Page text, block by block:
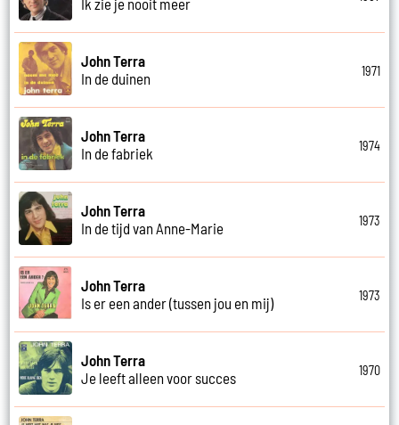
Ik zie je nooit meer
John Terra
In de duinen
1971
John Terra
In de fabriek
1974
John Terra
In de tijd van Anne-Marie
1973
John Terra
Is er een ander (tussen jou en mij)
1973
John Terra
Je leeft alleen voor succes
1970